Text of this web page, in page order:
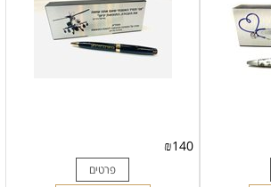
₪140
פרטים